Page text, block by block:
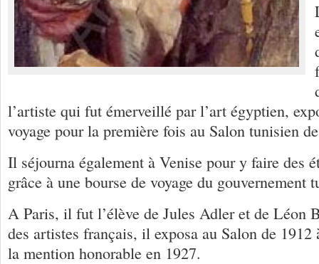
l’artiste qui fut émerveillé par l’art égyptien,
voyage pour la première fois au Salon tunisien
Il séjourna également à Venise pour y faire des
grâce à une bourse de voyage du gouvernement
A Paris, il fut l’élève de Jules Adler et de Léon
des artistes français, il exposa au Salon de
la mention honorable en 1927.